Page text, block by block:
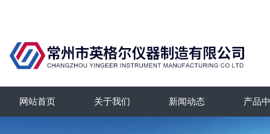
网站首页 关于我们 新闻动态 产品